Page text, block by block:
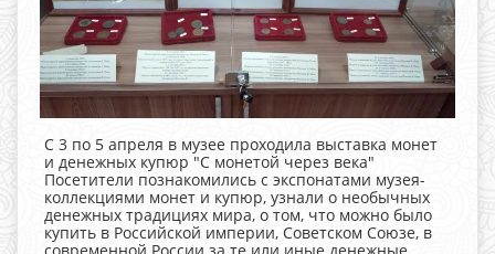
С 3 по 5 апреля в музее проходила выставка монет
и денежных купюр "С монетой через века"
Посетители познакомились с экспонатами музея-
коллекциями монет и купюр, узнали о необычных
денежных традициях мира, о том, что можно было
купить в Российской империи, Советском Союзе, в